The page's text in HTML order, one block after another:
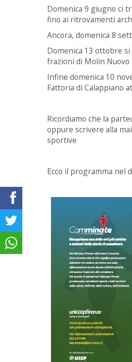
Domenica 9 giugno ci
fino ai ritrovamenti
Ancora, domenica 8
Domenica 13 ottobre
frazioni di Molin
Infine domenica 10
Fattoria di Calappiano
Ricordiamo che la
oppure scrivere alla
sportive
Ecco il programma nel